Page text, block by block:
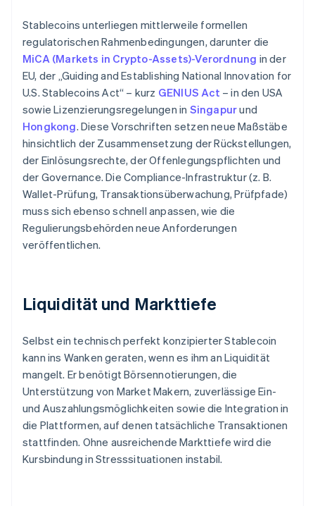
Stablecoins unterliegen mittlerweile formellen
regulatorischen Rahmenbedingungen, darunter die
MiCA (Markets in Crypto-Assets)-Verordnung in der
EU, der „Guiding and Establishing National Innovation for
U.S. Stablecoins Act“ – kurz GENIUS Act – in den USA
sowie Lizenzierungsregelungen in Singapurund
Hongkong. Diese Vorschriften setzen neue Maßstäbe
hinsichtlich der Zusammensetzung der Rückstellungen,
der Einlösungsrechte, der Offenlegungspflichten und
der Governance. Die Compliance-Infrastruktur (z. B.
Wallet-Prüfung, Transaktionsüberwachung, Prüfpfade)
muss sich ebenso schnell anpassen, wie die
Regulierungsbehörden neue Anforderungen
veröffentlichen.
Liquidität und Markttiefe
Selbst ein technisch perfekt konzipierter Stablecoin
kann ins Wanken geraten, wenn es ihm an Liquidität
mangelt. Er benötigt Börsennotierungen, die
Unterstützung von Market Makern, zuverlässige Ein-
und Auszahlungsmöglichkeiten sowie die Integration in
die Plattformen, auf denen tatsächliche Transaktionen
stattfinden. Ohne ausreichende Markttiefe wird die
Kursbindung in Stresssituationen instabil.